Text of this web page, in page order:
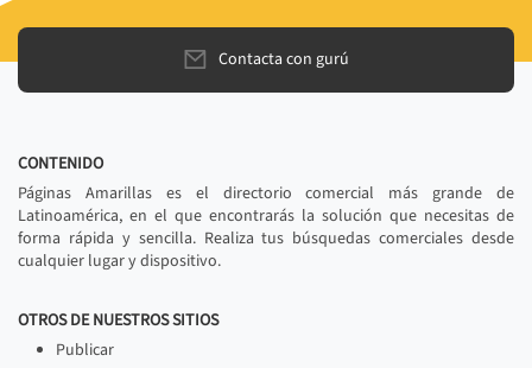
Contacta con gurú
CONTENIDO
Páginas Amarillas es el directorio comercial más grande de
Latinoamérica, en el que encontrarás la solución que necesitas de
forma rápida y sencilla. Realiza tus búsquedas comerciales desde
cualquier lugar y dispositivo.
OTROS DE NUESTROS SITIOS
Publicar